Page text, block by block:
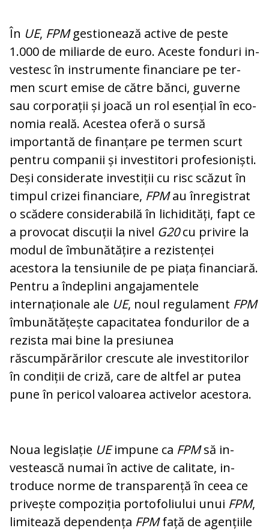
În UE, FPMgestionează active de peste
1.000 de miliarde de euro. Aceste fonduri in­
vestesc în instrumente financiare pe ter­
men scurt emise de către bănci, guverne
sau corporații și joacă un rol esențial în eco­
nomia reală. Acestea oferă o sursă
importantă de finanțare pe termen scurt
pen­tru companii și investitori pro­fe­sio­niști.
Deși considerate investiții cu risc scă­zut în
timpul crizei financiare, FPMau înregistrat
o scădere considerabilă în li­chi­dități, fapt ce
a provocat discuții la nivel G20cu privire la
modul de îmbunătățire a rezistenței
acestora la tensiunile de pe piața financiară.
Pentru a îndeplini an­ga­jamentele
internaționale ale UE, noul regu­lament FPM
îmbunătățește capacitatea fon­durilor de a
rezista mai bine la pre­siu­nea
răscumpărărilor crescute ale inves­ti­to­rilor
în condiții de criză, care de altfel ar putea
pune în pericol valoarea activelor aces­tora.
Noua legislație UEimpune ca FPMsă in­
vestească numai în active de calitate, in­
troduce norme de transparență în ceea ce
privește compoziția portofoliului unui FPM,
limitează dependența FPMfață de agen­țiile